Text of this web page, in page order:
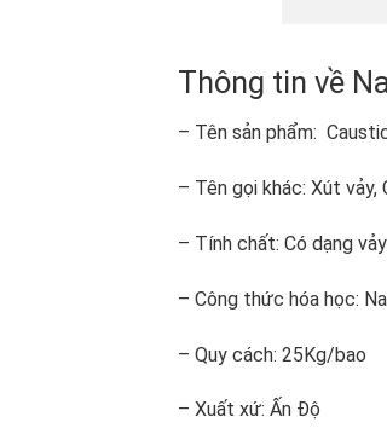
Thông tin về
– Tên sản phẩm:
– Tên gọi khác: Xút vảy,
– Tính chất: Có dạng
– Công thức hóa học:
– Quy cách: 25Kg/bao
– Xuất xứ: Ấn Độ